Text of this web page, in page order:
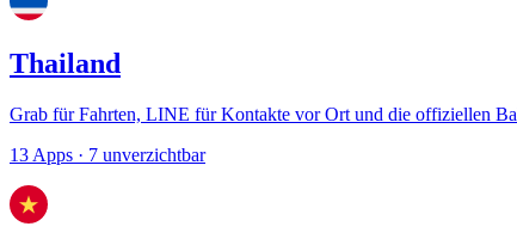
Thailand
Grab für Fahrten, LINE für Kontakte vor Ort und die offiziellen
13 Apps · 7 unverzichtbar